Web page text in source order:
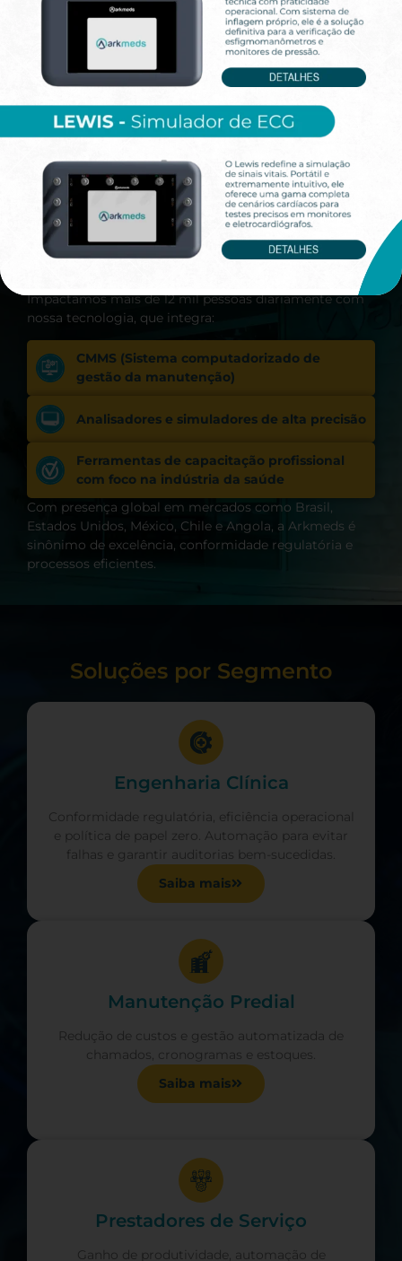
Precisão integram sua operação
Quem Somos
engenharia clínica e industrial com soluções
tecnológicas que redefinem padrões de eficiência e
inovação. Somos referência na implementação da
transformação digital em gestão de ativos, entregando
resultados concretos para instituições de saúde,
Impactamos mais de 12 mil pessoas diariamente com
nossa tecnologia, que integra:
CMMS (Sistema computadorizado de
gestão da manutenção)
Analisadores e simuladores de alta precisão
Ferramentas de capacitação profissional
com foco na indústria da saúde
Com presença global em mercados como Brasil,
Estados Unidos, México, Chile e Angola, a Arkmeds é
sinônimo de excelência, conformidade regulatória e
processos eficientes.
Soluções por Segmento
Engenharia Clínica
Conformidade regulatória, eficiência operacional
e política de papel zero. Automação para evitar
falhas e garantir auditorias bem-sucedidas.
Saiba mais
Manutenção Predial
Redução de custos e gestão automatizada de
chamados, cronogramas e estoques.
Saiba mais
Prestadores de Serviço
Ganho de produtividade, automação de